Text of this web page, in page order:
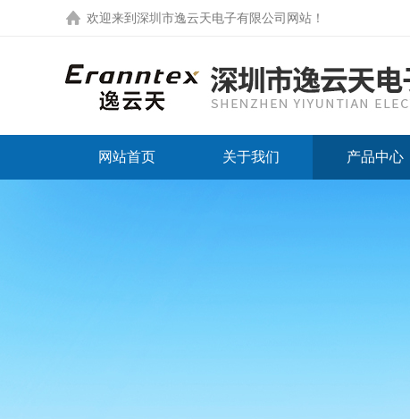
欢迎来到 深圳市逸云天电子有限公司网站 ！
网站首页 关于我们 产品中心